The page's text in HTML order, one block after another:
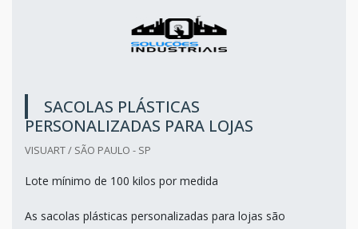
SACOLAS PLÁSTICAS
PERSONALIZADAS PARA LOJAS
VISUART / SÃO PAULO - SP
Lote mínimo de 100 kilos por medida
As sacolas plásticas personalizadas para lojas são